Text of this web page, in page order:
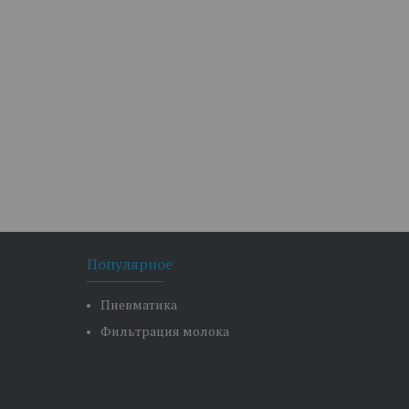
Популярное
Пневматика
Фильтрация молока